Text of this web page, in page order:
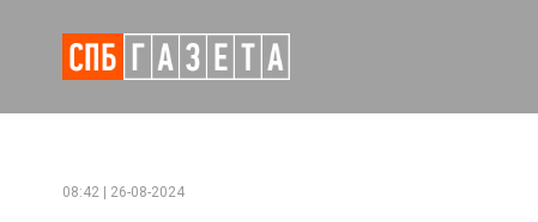
08:42 | 26-08-2024